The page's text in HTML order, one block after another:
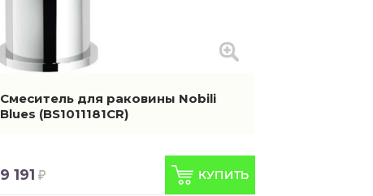
Смеситель для раковины Nobili
Blues (BS1011181CR)
9 191